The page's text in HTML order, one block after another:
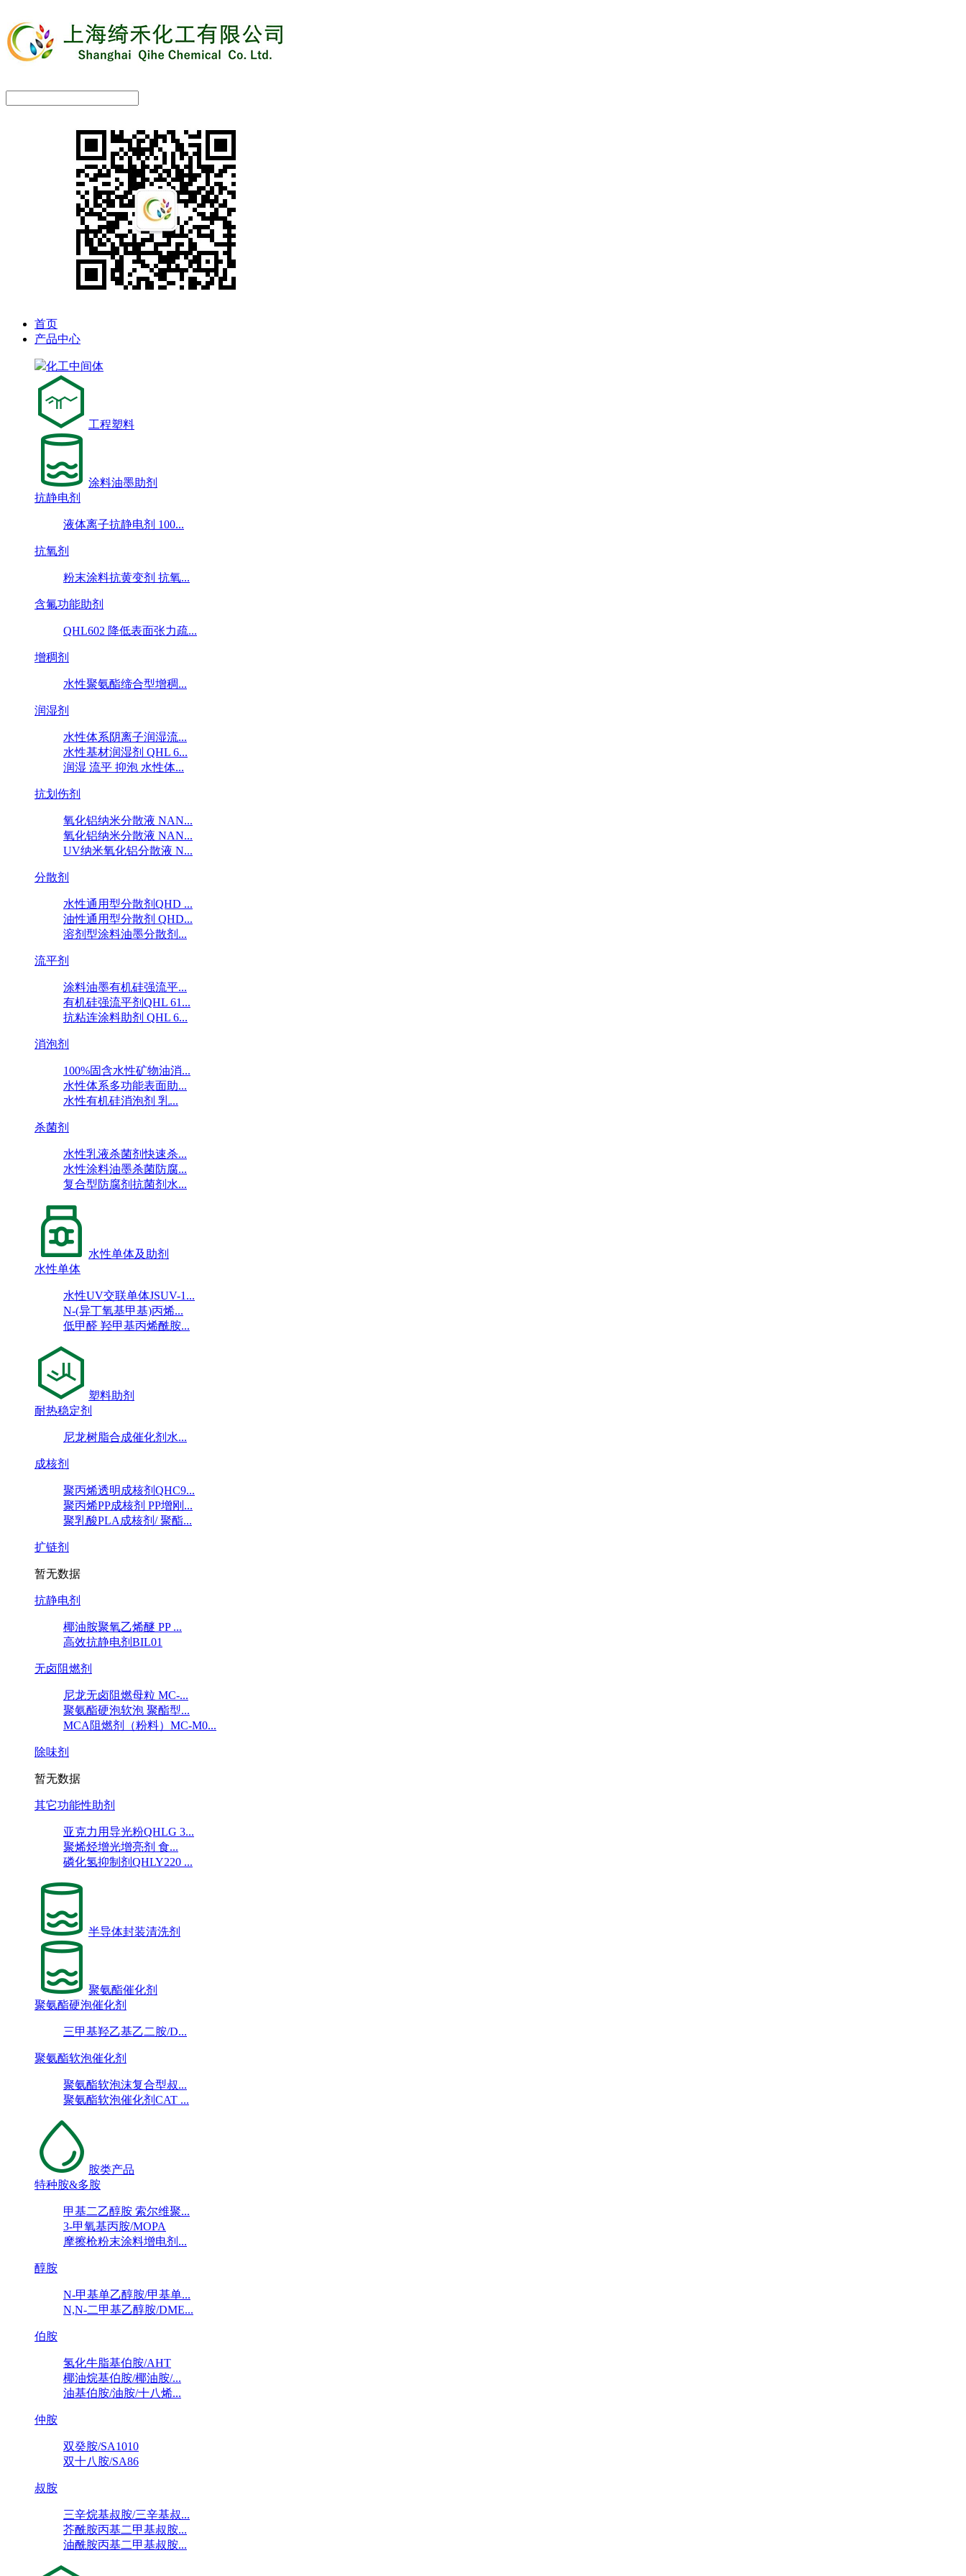
首页
产品中心
化工中间体
工程塑料
涂料油墨助剂
抗静电剂
液体离子抗静电剂 100...
抗氧剂
粉末涂料抗黄变剂 抗氧...
含氟功能助剂
QHL602 降低表面张力疏...
增稠剂
水性聚氨酯缔合型增稠...
润湿剂
水性体系阴离子润湿流...
水性基材润湿剂 QHL 6...
润湿 流平 抑泡 水性体...
抗划伤剂
氧化铝纳米分散液 NAN...
氧化铝纳米分散液 NAN...
UV纳米氧化铝分散液 N...
分散剂
水性通用型分散剂QHD ...
油性通用型分散剂 QHD...
溶剂型涂料油墨分散剂...
流平剂
涂料油墨有机硅强流平...
有机硅强流平剂QHL 61...
抗粘连涂料助剂 QHL 6...
消泡剂
100%固含水性矿物油消...
水性体系多功能表面助...
水性有机硅消泡剂 乳...
杀菌剂
水性乳液杀菌剂快速杀...
水性涂料油墨杀菌防腐...
复合型防腐剂抗菌剂水...
水性单体及助剂
水性单体
水性UV交联单体JSUV-1...
N-(异丁氧基甲基)丙烯...
低甲醛 羟甲基丙烯酰胺...
塑料助剂
耐热稳定剂
尼龙树脂合成催化剂水...
成核剂
聚丙烯透明成核剂QHC9...
聚丙烯PP成核剂 PP增刚...
聚乳酸PLA成核剂/ 聚酯...
扩链剂
暂无数据
抗静电剂
椰油胺聚氧乙烯醚 PP ...
高效抗静电剂BIL01
无卤阻燃剂
尼龙无卤阻燃母粒 MC-...
聚氨酯硬泡软泡 聚酯型...
MCA阻燃剂（粉料）MC-M0...
除味剂
暂无数据
其它功能性助剂
亚克力用导光粉QHLG 3...
聚烯烃增光增亮剂 食...
磷化氢抑制剂QHLY220 ...
半导体封装清洗剂
聚氨酯催化剂
聚氨酯硬泡催化剂
三甲基羟乙基乙二胺/D...
聚氨酯软泡催化剂
聚氨酯软泡沫复合型叔...
聚氨酯软泡催化剂CAT ...
胺类产品
特种胺&多胺
甲基二乙醇胺 索尔维聚...
3-甲氧基丙胺/MOPA
摩擦枪粉末涂料增电剂...
醇胺
N-甲基单乙醇胺/甲基单...
N,N-二甲基乙醇胺/DME...
伯胺
氢化牛脂基伯胺/AHT
椰油烷基伯胺/椰油胺/...
油基伯胺/油胺/十八烯...
仲胺
双癸胺/SA1010
双十八胺/SA86
叔胺
三辛烷基叔胺/三辛基叔...
芥酰胺丙基二甲基叔胺...
油酰胺丙基二甲基叔胺...